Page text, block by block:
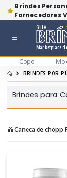
Brindes
Fornecedores
Marketplace
GUIA
Copo
BRINDES POR
Brindes para
Caneca de chopp